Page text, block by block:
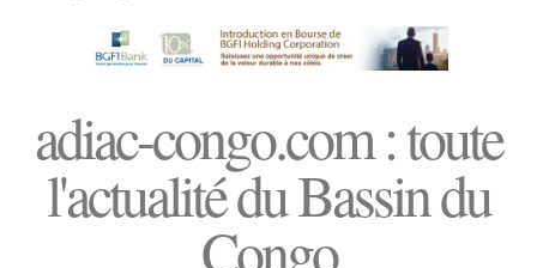
adiac-congo.com : toute
l'actualité du Bassin du
Congo